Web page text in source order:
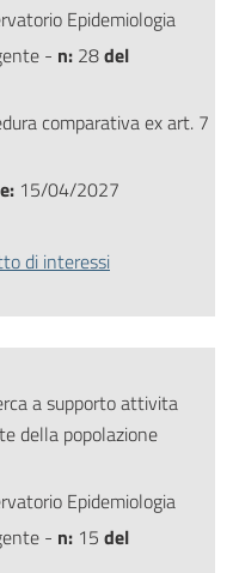
Epidemiologia
- n: 28del
comparativa ex art. 7
15/04/2027
di interessi
a supporto attivita
della popolazione
Epidemiologia
- n: 15 del